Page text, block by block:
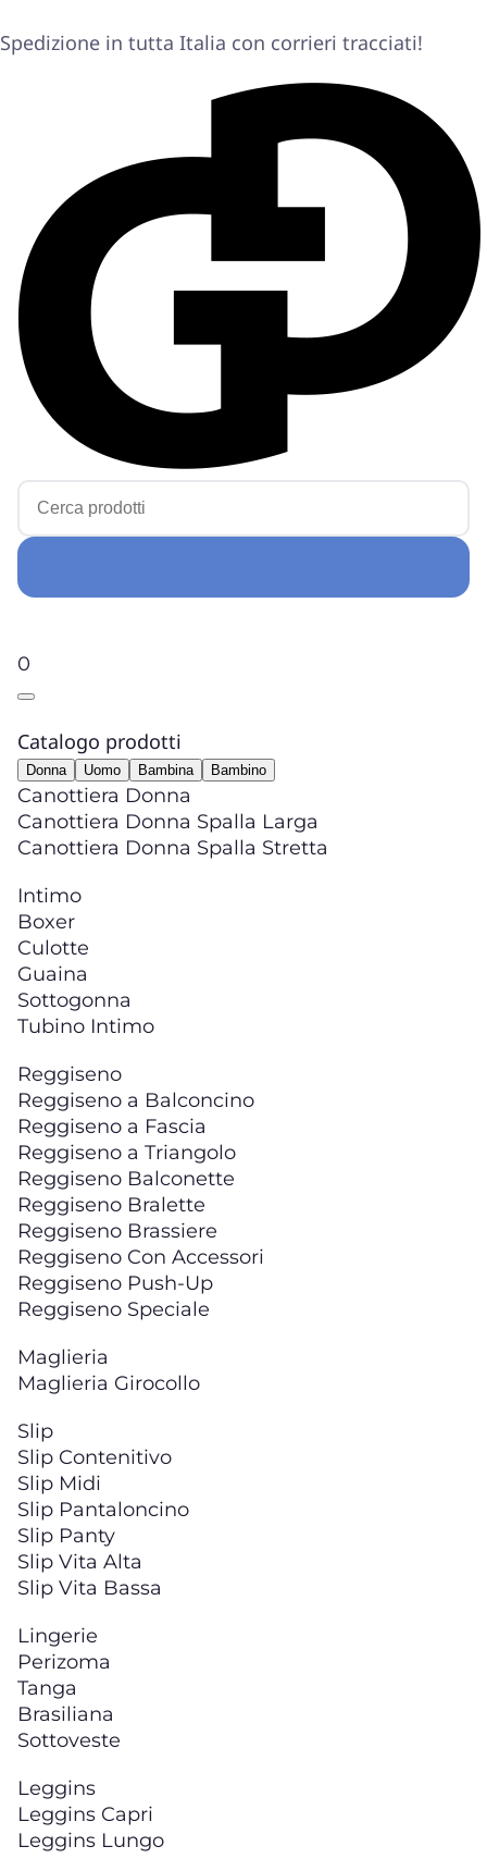
Spedizione in tutta Italia con corrieri tracciati!
0
Catalogo prodotti
Donna Uomo Bambina Bambino
Canottiera Donna
Canottiera Donna Spalla Larga
Canottiera Donna Spalla Stretta
Intimo
Boxer
Culotte
Guaina
Sottogonna
Tubino Intimo
Reggiseno
Reggiseno a Balconcino
Reggiseno a Fascia
Reggiseno a Triangolo
Reggiseno Balconette
Reggiseno Bralette
Reggiseno Brassiere
Reggiseno Con Accessori
Reggiseno Push-Up
Reggiseno Speciale
Maglieria
Maglieria Girocollo
Slip
Slip Contenitivo
Slip Midi
Slip Pantaloncino
Slip Panty
Slip Vita Alta
Slip Vita Bassa
Lingerie
Perizoma
Tanga
Brasiliana
Sottoveste
Leggins
Leggins Capri
Leggins Lungo